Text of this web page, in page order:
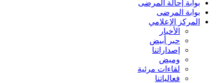
بوابة إحالة المرضى
بوابة المرضى
المركز الإعلامي
الأخبار
حبر أبيض
إصداراتنا
وميض
لقاءات مرئية
فعالياتنا